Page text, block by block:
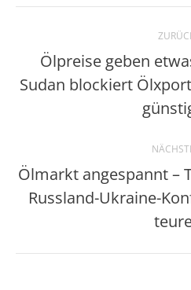
Ölpreise geben
Sudan blockiert
Ölmarkt angespannt –
Russland-Ukraine-